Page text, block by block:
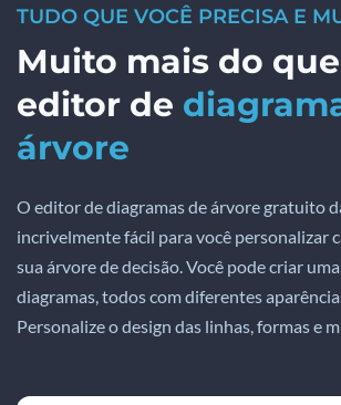
TUDO QUE VOCÊ PRECISA E
Muito mais do
editor de
árvore
O editor de diagramas de árvore gratuito
incrivelmente fácil para você personalizar
sua árvore de decisão. Você pode criar
diagramas, todos com diferentes
Personalize o design das linhas, formas e